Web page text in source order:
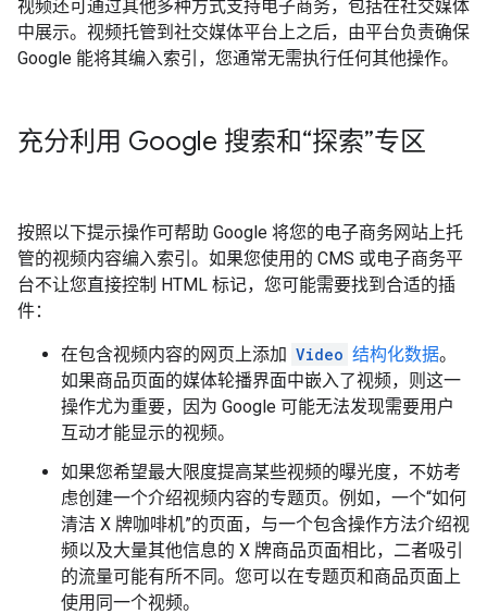
视频还可通过其他多种方式支持电子商务，包括在社交媒体
中展示。视频托管到社交媒体平台上之后，由平台负责确保
Google 能将其编入索引，您通常无需执行任何其他操作。
充分利用 Google 搜索和“探索”专区
按照以下提示操作可帮助 Google 将您的电子商务网站上托
管的视频内容编入索引。如果您使用的 CMS 或电子商务平
台不让您直接控制 HTML 标记，您可能需要找到合适的插
件：
在包含视频内容的网页上添加 Video 结构化数据。
如果商品页面的媒体轮播界面中嵌入了视频，则这一
操作尤为重要，因为 Google 可能无法发现需要用户
互动才能显示的视频。
如果您希望最大限度提高某些视频的曝光度，不妨考
虑创建一个介绍视频内容的专题页。例如，一个“如何
清洁 X 牌咖啡机”的页面，与一个包含操作方法介绍视
频以及大量其他信息的 X 牌商品页面相比，二者吸引
的流量可能有所不同。您可以在专题页和商品页面上
使用同一个视频。